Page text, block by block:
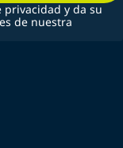
y da su
de nuestra